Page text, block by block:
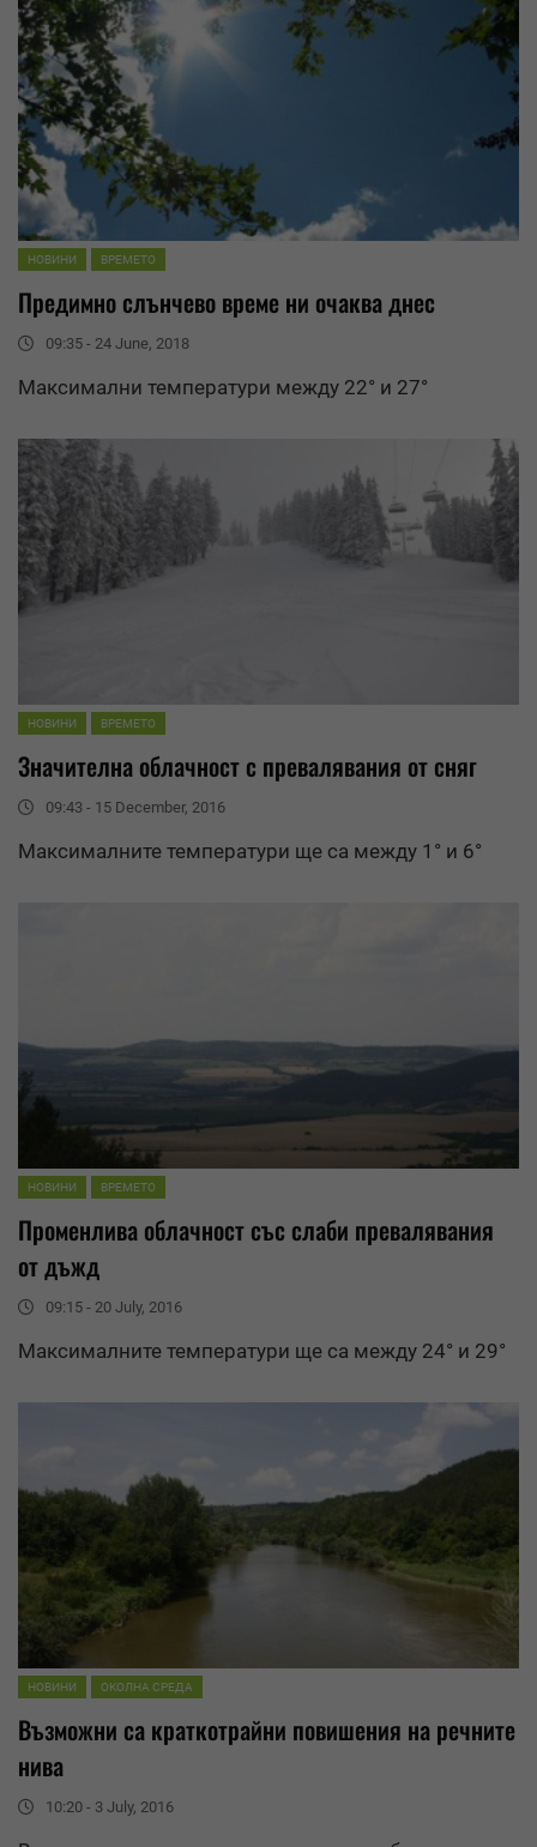
НОВИНИ ВРЕМЕТО
Предимно слънчево време ни очаква днес
09:35 - 24 June, 2018
Максимални температури между 22° и 27°
НОВИНИ ВРЕМЕТО
Значителна облачност с превалявания от сняг
09:43 - 15 December, 2016
Максималните температури ще са между 1° и 6°
НОВИНИ ВРЕМЕТО
Променлива облачност със слаби превалявания
от дъжд
09:15 - 20 July, 2016
Максималните температури ще са между 24° и 29°
НОВИНИ ОКОЛНА СРЕДА
Възможни са краткотрайни повишения на речните
нива
10:20 - 3 July, 2016